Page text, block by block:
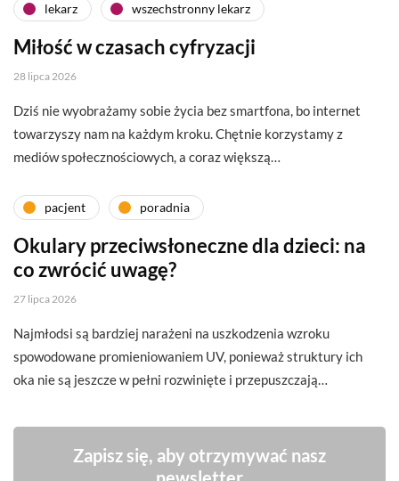
lekarz wszechstronny lekarz
Miłość w czasach cyfryzacji
28 lipca 2026
Dziś nie wyobrażamy sobie życia bez smartfona, bo internet
towarzyszy nam na każdym kroku. Chętnie korzystamy z
mediów społecznościowych, a coraz większą…
pacjent poradnia
Okulary przeciwsłoneczne dla dzieci: na
co zwrócić uwagę?
27 lipca 2026
Najmłodsi są bardziej narażeni na uszkodzenia wzroku
spowodowane promieniowaniem UV, ponieważ struktury ich
oka nie są jeszcze w pełni rozwinięte i przepuszczają…
Zapisz się, aby otrzymywać nasz